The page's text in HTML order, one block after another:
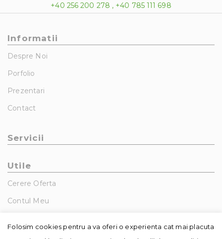
+40 256 200 278 , +40 785 111 698
Informatii
Despre Noi
Porfolio
Prezentari
Contact
Servicii
Utile
Cerere Oferta
Contul Meu
Folosim cookies pentru a va oferi o experienta cat mai placuta